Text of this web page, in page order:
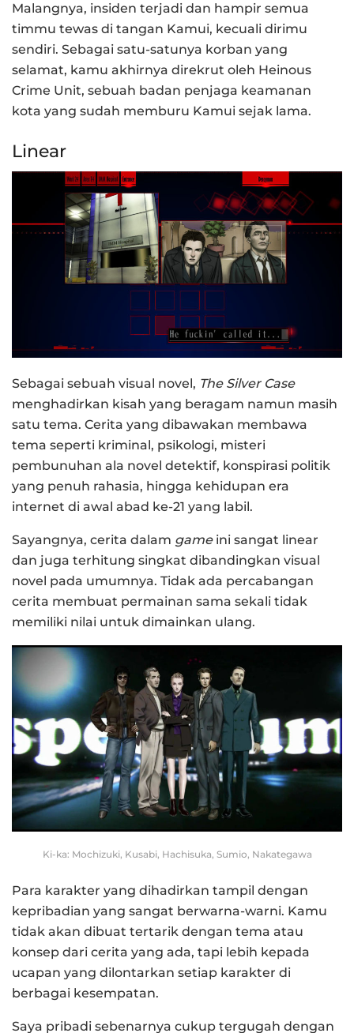
Malangnya, insiden terjadi dan hampir semua
timmu tewas di tangan Kamui, kecuali dirimu
sendiri. Sebagai satu-satunya korban yang
selamat, kamu akhirnya direkrut oleh Heinous
Crime Unit, sebuah badan penjaga keamanan
kota yang sudah memburu Kamui sejak lama.
Linear
Sebagai sebuah visual novel, The Silver Case
menghadirkan kisah yang beragam namun masih
satu tema. Cerita yang dibawakan membawa
tema seperti kriminal, psikologi, misteri
pembunuhan ala novel detektif, konspirasi politik
yang penuh rahasia, hingga kehidupan era
internet di awal abad ke-21 yang labil.
Sayangnya, cerita dalam gameini sangat linear
dan juga terhitung singkat dibandingkan visual
novel pada umumnya. Tidak ada percabangan
cerita membuat permainan sama sekali tidak
memiliki nilai untuk dimainkan ulang.
Ki-ka: Mochizuki, Kusabi, Hachisuka, Sumio, Nakategawa
Para karakter yang dihadirkan tampil dengan
kepribadian yang sangat berwarna-warni. Kamu
tidak akan dibuat tertarik dengan tema atau
konsep dari cerita yang ada, tapi lebih kepada
ucapan yang dilontarkan setiap karakter di
berbagai kesempatan.
Saya pribadi sebenarnya cukup tergugah dengan